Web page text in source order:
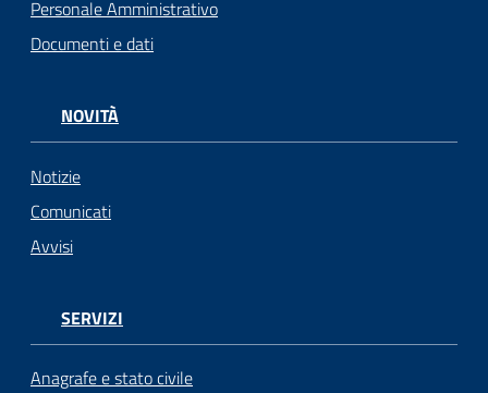
Personale Amministrativo
Documenti e dati
NOVITÀ
Notizie
Comunicati
Avvisi
SERVIZI
Anagrafe e stato civile